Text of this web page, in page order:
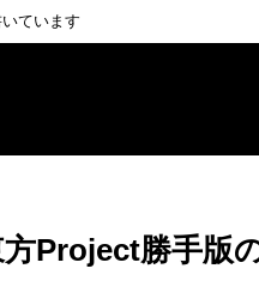
ています
Project勝手版